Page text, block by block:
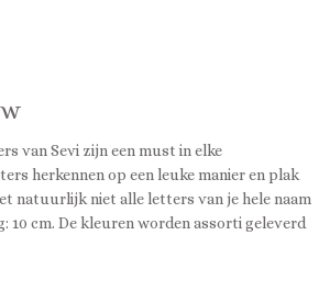
van Sevi zijn een must in elke
herkennen op een leuke manier en plak
natuurlijk niet alle letters van je hele naam
10 cm. De kleuren worden assorti geleverd